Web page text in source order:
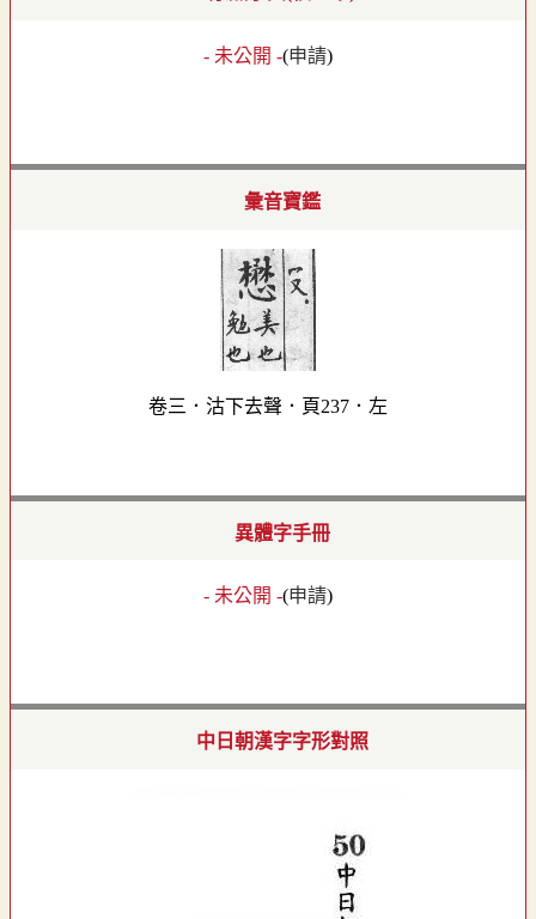
- 未公開 -(申請)
彙音寶鑑
卷三．沽下去聲．頁237．左
異體字手冊
- 未公開 -(申請)
中日朝漢字字形對照